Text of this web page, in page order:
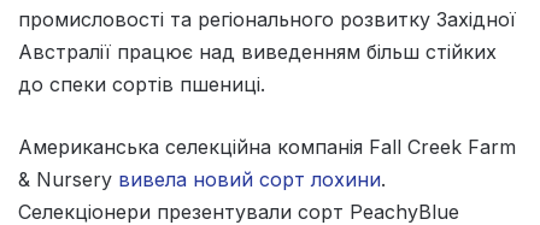
промисловості та регіонального розвитку Західної
Австралії працює над виведенням більш стійких
до спеки сортів пшениці.
Американська селекційна компанія Fall Creek Farm
& Nursery вивела новий сорт лохини.
Селекціонери презентували сорт PeachyBlue